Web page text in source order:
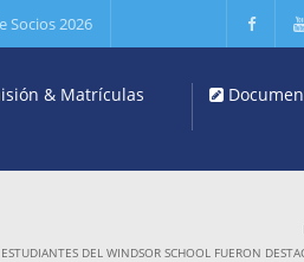
Socios 2026
& Matrículas
ESTUDIANTES DEL WINDSOR SCHOOL FUERON